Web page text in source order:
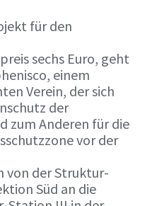
für den
sechs Euro, geht
einem
Verein, der sich
der
zum Anderen für die
vor der
von der Struktur-
Süd an die